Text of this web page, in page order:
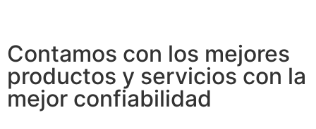
Contamos con los mejores
productos y servicios con la
mejor confiabilidad